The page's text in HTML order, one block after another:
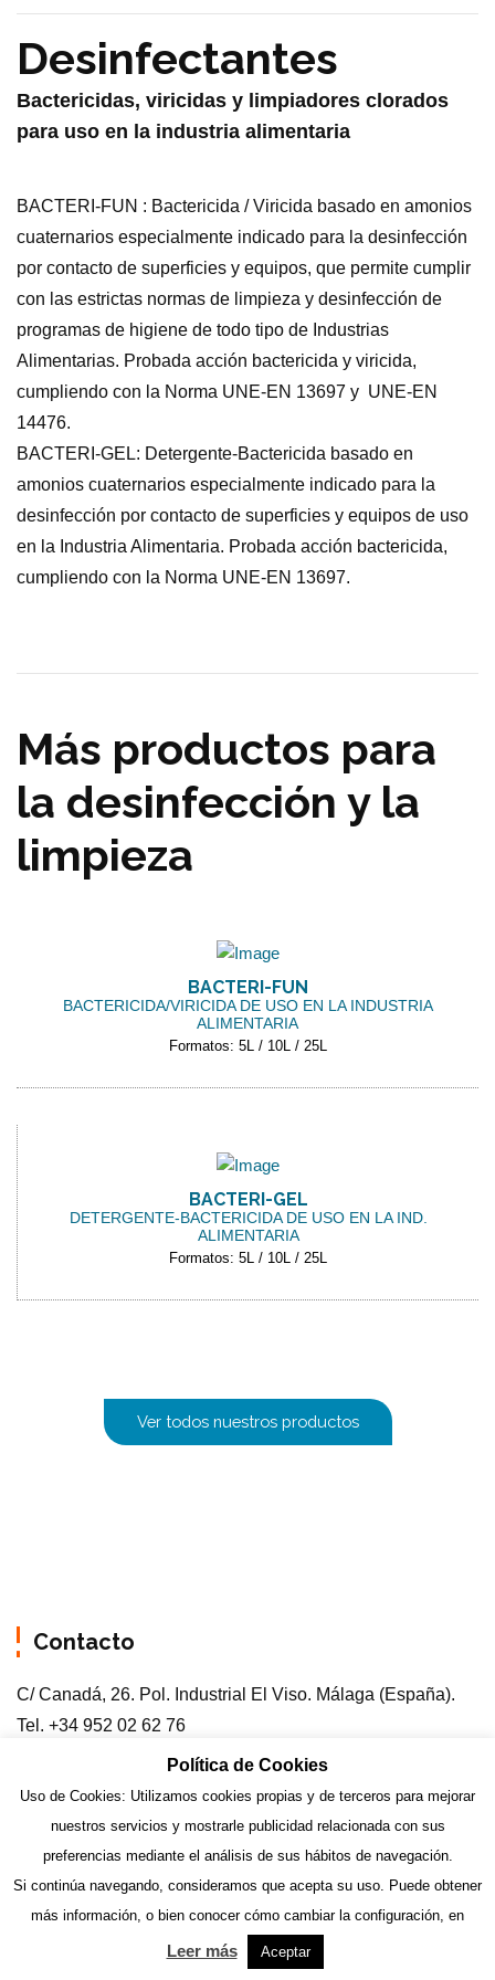
Desinfectantes
Bactericidas, viricidas y limpiadores clorados
para uso en la industria alimentaria
BACTERI-FUN : Bactericida / Viricida basado en amonios
cuaternarios especialmente indicado para la desinfección
por contacto de superficies y equipos, que permite cumplir
con las estrictas normas de limpieza y desinfección de
programas de higiene de todo tipo de Industrias
Alimentarias. Probada acción bactericida y viricida,
cumpliendo con la Norma UNE-EN 13697 y UNE-EN
14476.
BACTERI-GEL: Detergente-Bactericida basado en
amonios cuaternarios especialmente indicado para la
desinfección por contacto de superficies y equipos de uso
en la Industria Alimentaria. Probada acción bactericida,
cumpliendo con la Norma UNE-EN 13697.
Más productos para
la desinfección y la
limpieza
BACTERI-FUN
BACTERICIDA/VIRICIDA DE USO EN LA INDUSTRIA
ALIMENTARIA
Formatos: 5L / 10L / 25L
BACTERI-GEL
DETERGENTE-BACTERICIDA DE USO EN LA IND.
ALIMENTARIA
Formatos: 5L / 10L / 25L
Ver todos nuestros productos
Contacto
C/ Canadá, 26. Pol. Industrial El Viso. Málaga (España).
Tel. +34 952 02 62 76
Copyright © 2026 Expoquimica.S.L.
Política de Cookies
Uso de Cookies: Utilizamos cookies propias y de terceros para mejorar
nuestros servicios y mostrarle publicidad relacionada con sus
preferencias mediante el análisis de sus hábitos de navegación.
Si continúa navegando, consideramos que acepta su uso. Puede obtener
más información, o bien conocer cómo cambiar la configuración, en
Leer más Aceptar